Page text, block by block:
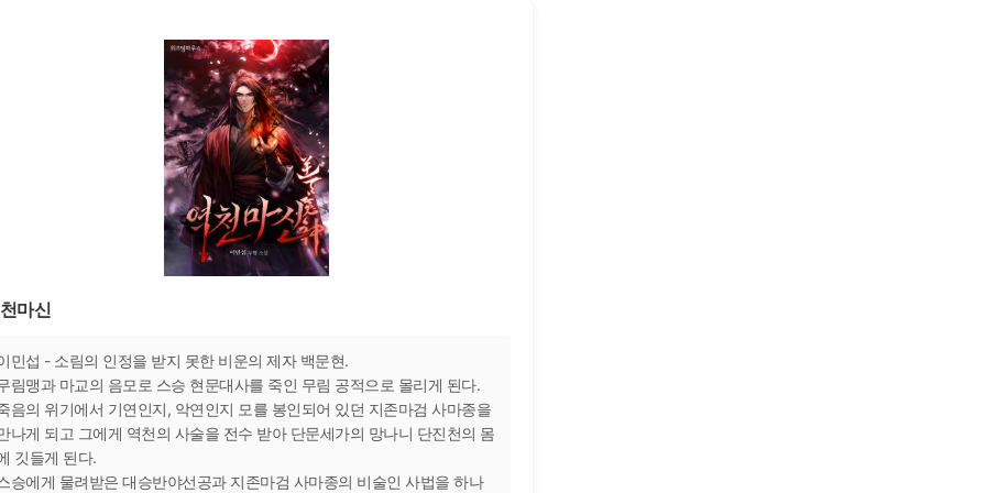
마신
민섭 - 소림의 인정을 받지 못한 비운의 제자 백문현.
림맹과 마교의 음모로 스승 현문대사를 죽인 무림 공적으로 몰리게 된다.
음의 위기에서 기연인지, 악연인지 모를 봉인되어 있던 지존마검 사마종을
나게 되고 그에게 역천의 사술을 전수 받아 단문세가의 망나니 단진천의 몸
깃들게 된다.
승에게 물려받은 대승반야선공과 지존마검 사마종의 비술인 사법을 하나